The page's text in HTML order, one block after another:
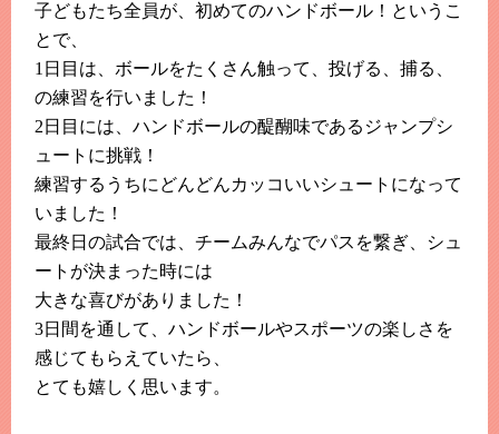
子どもたち全員が、初めてのハンドボール！というこ
とで、
1日目は、ボールをたくさん触って、投げる、捕る、
の練習を行いました！
2日目には、ハンドボールの醍醐味であるジャンプシ
ュートに挑戦！
練習するうちにどんどんカッコいいシュートになって
いました！
最終日の試合では、チームみんなでパスを繋ぎ、シュ
ートが決まった時には
大きな喜びがありました！
3日間を通して、ハンドボールやスポーツの楽しさを
感じてもらえていたら、
とても嬉しく思います。